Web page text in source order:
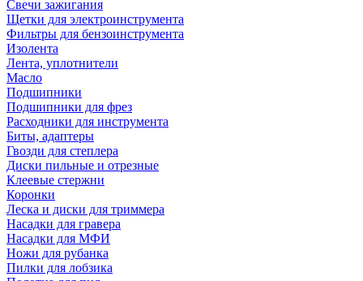
Свечи зажигания
Щетки для электроинструмента
Фильтры для бензоинструмента
Изолента
Лента, уплотнители
Масло
Подшипники
Подшипники для фрез
Расходники для инструмента
Биты, адаптеры
Гвозди для степлера
Диски пильные и отрезные
Клеевые стержни
Коронки
Леска и диски для триммера
Насадки для гравера
Насадки для МФИ
Ножи для рубанка
Пилки для лобзика